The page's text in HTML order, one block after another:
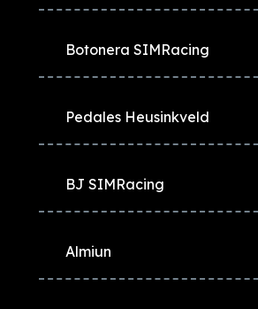
Botonera SIMRacing
Pedales Heusinkveld
BJ SIMRacing
Almiun